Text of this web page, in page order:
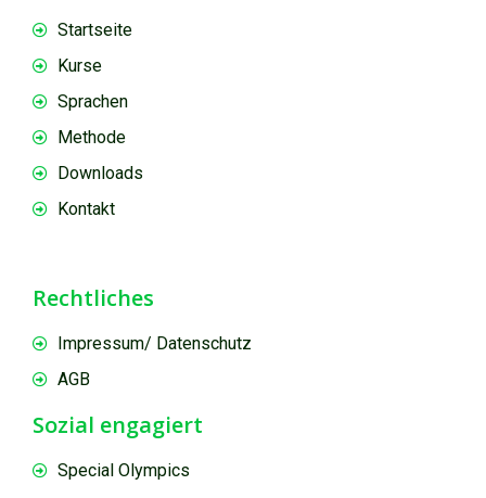
Startseite
Kurse
Sprachen
Methode
Downloads
Kontakt
Rechtliches
Impressum/ Datenschutz
AGB
Sozial engagiert
Special Olympics